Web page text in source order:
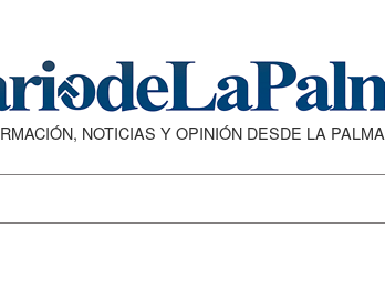
NOTICIAS Y OPINIÓN DESDE LA PALMA